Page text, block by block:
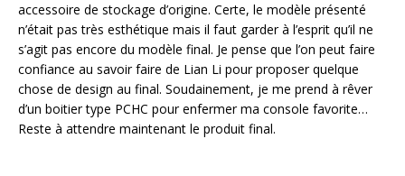
accessoire de stockage d’origine. Certe, le modèle présenté
n’était pas très esthétique mais il faut garder à l’esprit qu’il ne
s’agit pas encore du modèle final. Je pense que l’on peut faire
confiance au savoir faire de Lian Li pour proposer quelque
chose de design au final. Soudainement, je me prend à rêver
d’un boitier type PCHC pour enfermer ma console favorite…
Reste à attendre maintenant le produit final.